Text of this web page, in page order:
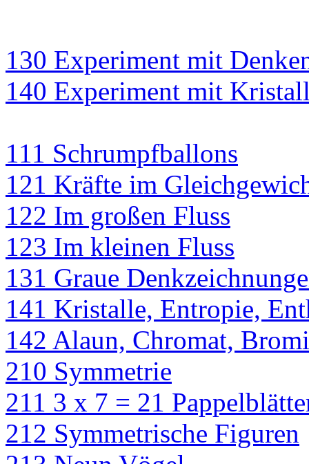
130 Experiment mit
140 Experiment mit
111 Schrumpfballons
121 Kräfte im
122 Im großen Fluss
123 Im kleinen Fluss
131 Graue
141 Kristalle, Entropie,
142 Alaun, Chromat,
210 Symmetrie
211 3 x 7 = 21
212 Symmetrische Figuren